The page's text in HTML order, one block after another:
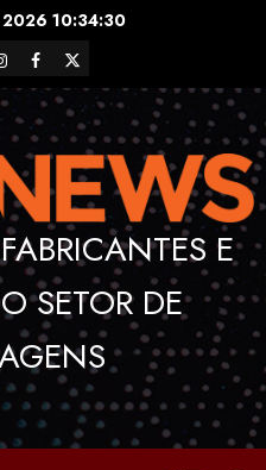
10:34:30
Facebook
X
E
SETOR DE